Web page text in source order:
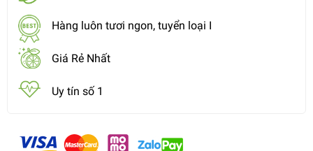
Hàng luôn tươi ngon, tuyển loại I
Giá Rẻ Nhất
Uy tín số 1